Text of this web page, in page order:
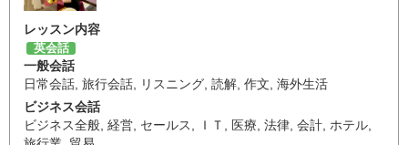
レッスン内容
英会話
一般会話
日常会話 旅行会話 リスニング 読解 作文 海外生活
ビジネス会話
ビジネス全般 経営 セールス ＩＴ 医療 法律 会計 ホテル